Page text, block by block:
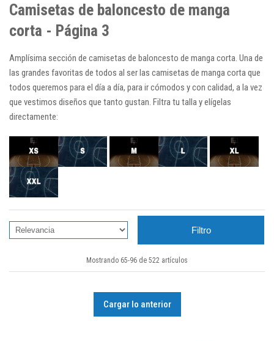
Camisetas de baloncesto de manga
corta - Página 3
Amplísima sección de camisetas de baloncesto de manga corta. Una de
las grandes favoritas de todos al ser las camisetas de manga corta que
todos queremos para el día a día, para ir cómodos y con calidad, a la vez
que vestimos diseños que tanto gustan. Filtra tu talla y elígelas
directamente:
Filtro
Mostrando 65-96 de 522 artículos
Cargar lo anterior